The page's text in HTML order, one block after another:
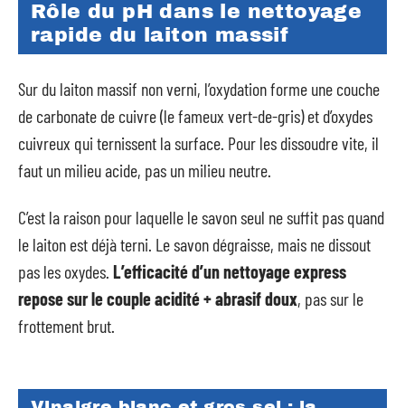
Rôle du pH dans le nettoyage
rapide du laiton massif
Sur du laiton massif non verni, l’oxydation forme une couche
de carbonate de cuivre (le fameux vert-de-gris) et d’oxydes
cuivreux qui ternissent la surface. Pour les dissoudre vite, il
faut un milieu acide, pas un milieu neutre.
C’est la raison pour laquelle le savon seul ne suffit pas quand
le laiton est déjà terni. Le savon dégraisse, mais ne dissout
pas les oxydes. L’efficacité d’un nettoyage express
repose sur le couple acidité + abrasif doux, pas sur le
frottement brut.